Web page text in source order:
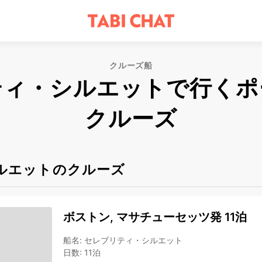
クルーズ船
・シルエットで行く
クルーズ
エットのクルーズ
ボストン, マサチューセッツ発 11泊
船名: セレブリティ・シルエット
日数: 11泊